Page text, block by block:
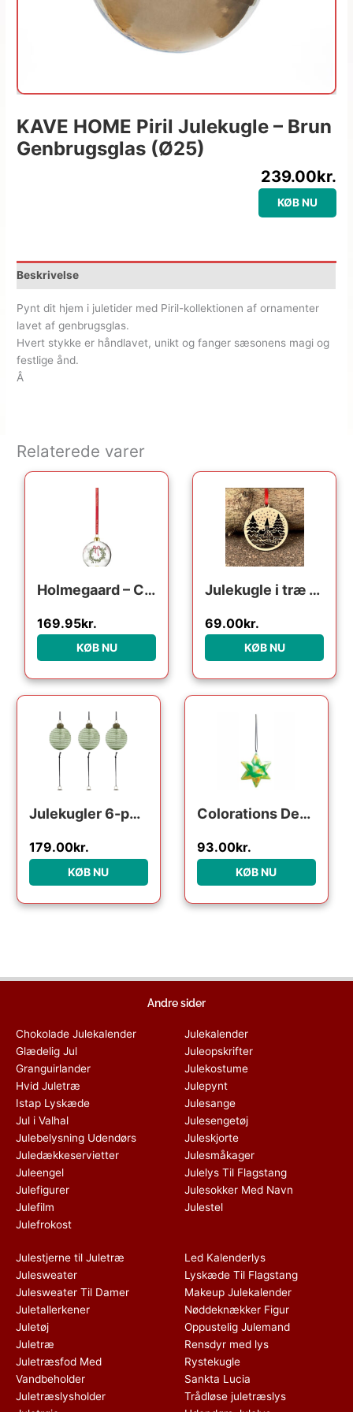
KAVE HOME Piril Julekugle – Brun
Genbrugsglas (Ø25)
239.00kr.
KØB NU
Beskrivelse
Pynt dit hjem i juletider med Piril-kollektionen af ornamenter
lavet af genbrugsglas.
Hvert stykke er håndlavet, unikt og fanger sæsonens magi og
festlige ånd.
Â
Relaterede varer
Holmegaard – Christmas Årets julekugle 2024 klar
169.95kr.
KØB NU
Julekugle i træ – julelandskab
69.00kr.
KØB NU
Julekugler 6-pak House Doctor Lolli ornament i glas og metal lysegrøn/grøn Ø6 cm
179.00kr.
KØB NU
Colorations Decorate your own Christmas Star Pendant Set of 12 pieces
93.00kr.
KØB NU
Andre sider
Chokolade Julekalender
Glædelig Jul
Granguirlander
Hvid Juletræ
Istap Lyskæde
Jul i Valhal
Julebelysning Udendørs
Juledækkeservietter
Juleengel
Julefigurer
Julefilm
Julefrokost
Julekalender
Juleopskrifter
Julekostume
Julepynt
Julesange
Julesengetøj
Juleskjorte
Julesmåkager
Julelys Til Flagstang
Julesokker Med Navn
Julestel
Julestjerne til Juletræ
Julesweater
Julesweater Til Damer
Juletallerkener
Juletøj
Juletræ
Juletræsfod Med
Vandbeholder
Juletræslysholder
Led Kalenderlys
Lyskæde Til Flagstang
Makeup Julekalender
Nøddeknækker Figur
Oppustelig Julemand
Rensdyr med lys
Rystekugle
Sankta Lucia
Trådløse juletræslys